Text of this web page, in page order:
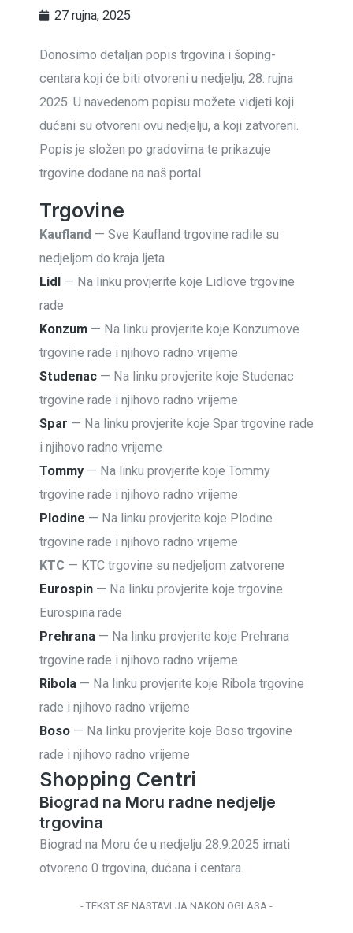
27 rujna, 2025
Donosimo detaljan popis trgovina i šoping-
centara koji će biti otvoreni u nedjelju, 28. rujna
2025. U navedenom popisu možete vidjeti koji
dućani su otvoreni ovu nedjelju, a koji zatvoreni.
Popis je složen po gradovima te prikazuje
trgovine dodane na naš portal
Trgovine
Kaufland — Sve Kaufland trgovine radile su
nedjeljom do kraja ljeta
Lidl
— Na linku provjerite koje Lidlove trgovine
rade
Konzum — Na linku provjerite koje Konzumove
trgovine rade i njihovo radno vrijeme
Studenac — Na linku provjerite koje Studenac
trgovine rade i njihovo radno vrijeme
Spar — Na linku provjerite koje Spar trgovine rade
i njihovo radno vrijeme
Tommy — Na linku provjerite koje Tommy
trgovine rade i njihovo radno vrijeme
Plodine — Na linku provjerite koje Plodine
trgovine rade i njihovo radno vrijeme
KTC — KTC trgovine su nedjeljom zatvorene
Eurospin — Na linku provjerite koje trgovine
Eurospina rade
Prehrana — Na linku provjerite koje Prehrana
trgovine rade i njihovo radno vrijeme
Ribola — Na linku provjerite koje Ribola trgovine
rade i njihovo radno vrijeme
Boso — Na linku provjerite koje Boso trgovine
rade i njihovo radno vrijeme
Shopping Centri
Biograd na Moru radne nedjelje
trgovina
Biograd na Moru će u nedjelju 28.9.2025 imati
otvoreno 0 trgovina, dućana i centara.
- TEKST SE NASTAVLJA NAKON OGLASA -